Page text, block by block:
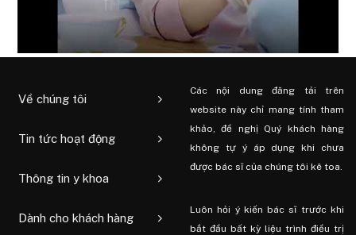
Về chúng tôi
Tin tức hoạt động
Thông tin y khoa
Dành cho khách hàng
Các nội dung đăng tải trên
website này chỉ mang tính tham
khảo, đề nghị Quý khách hàng
không tự ý áp dụng khi chưa
được bác sĩ của chúng tôi kê toa.
Luôn hỏi ý kiến ​​bác sĩ trước khi
bắt đầu bất kỳ liệu trình điều trị